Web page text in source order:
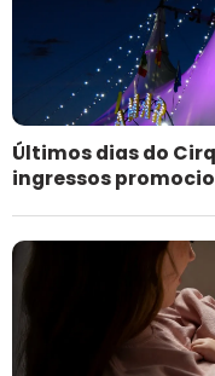
Últimos dias do
ingressos